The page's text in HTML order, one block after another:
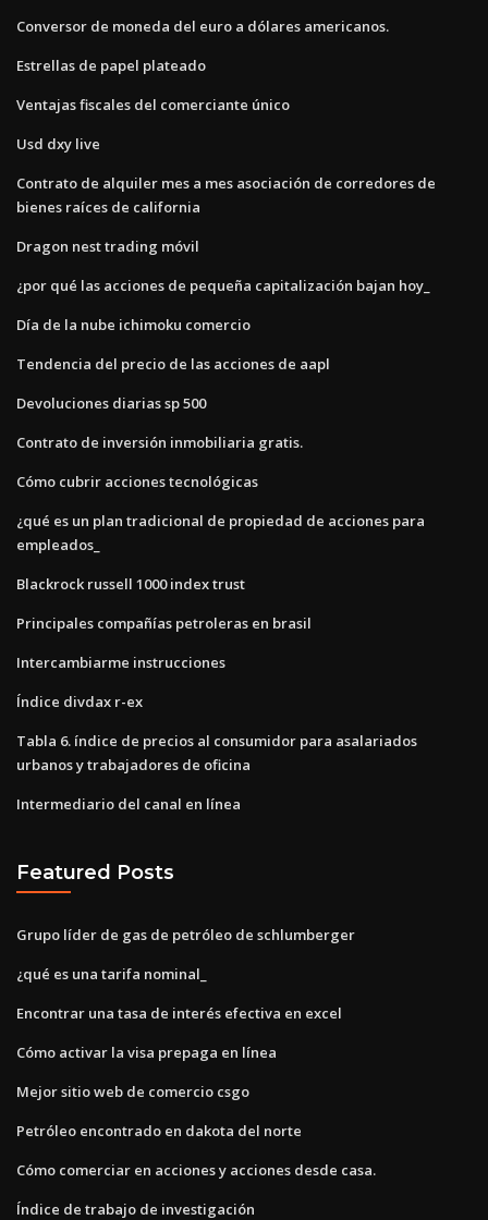
Conversor de moneda del euro a dólares americanos.
Estrellas de papel plateado
Ventajas fiscales del comerciante único
Usd dxy live
Contrato de alquiler mes a mes asociación de corredores de
bienes raíces de california
Dragon nest trading móvil
¿por qué las acciones de pequeña capitalización bajan hoy_
Día de la nube ichimoku comercio
Tendencia del precio de las acciones de aapl
Devoluciones diarias sp 500
Contrato de inversión inmobiliaria gratis.
Cómo cubrir acciones tecnológicas
¿qué es un plan tradicional de propiedad de acciones para
empleados_
Blackrock russell 1000 index trust
Principales compañías petroleras en brasil
Intercambiarme instrucciones
Índice divdax r-ex
Tabla 6. índice de precios al consumidor para asalariados
urbanos y trabajadores de oficina
Intermediario del canal en línea
Featured Posts
Grupo líder de gas de petróleo de schlumberger
¿qué es una tarifa nominal_
Encontrar una tasa de interés efectiva en excel
Cómo activar la visa prepaga en línea
Mejor sitio web de comercio csgo
Petróleo encontrado en dakota del norte
Cómo comerciar en acciones y acciones desde casa.
Índice de trabajo de investigación